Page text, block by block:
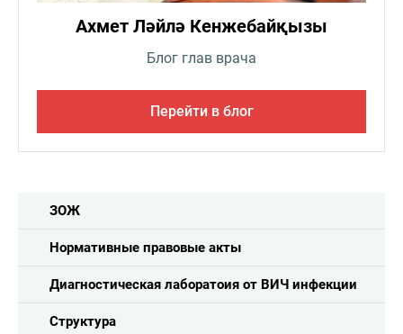
Ахмет Ләйлә Кенжебайқызы
Блог глав врача
Перейти в блог
ЗОЖ
Нормативные правовые акты
Диагностическая лаборатоия от ВИЧ инфекции
Структура